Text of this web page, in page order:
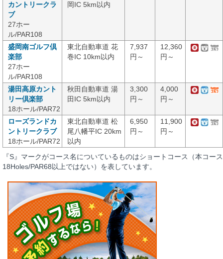
カントリークラ
ブ
27ホー
ル/PAR108
岡IC 5km以内
盛岡南ゴルフ倶
楽部
27ホー
ル/PAR108
東北自動車道 花
巻IC 10km以内
7,937
円～
12,360
円～
湯田高原カント
リー倶楽部
18ホール/PAR72
秋田自動車道 湯
田IC 5km以内
3,300
円～
4,000
円～
ローズランドカ
ントリークラブ
18ホール/PAR72
東北自動車道 松
尾八幡平IC 20km
以内
6,950
円～
11,900
円～
『S』マークがコース名についているものはショートコース（本コース
18Holes/PAR68以上ではない）を表しています。